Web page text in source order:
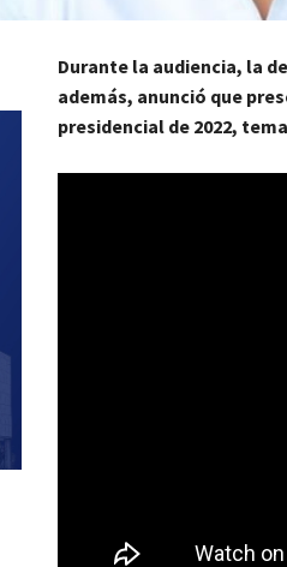
Durante la audiencia, la
además, anunció que
presidencial de 2022,